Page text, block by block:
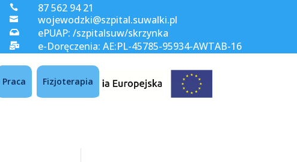
 87 562 94 21
 wojewodzki@szpital.suwalki.pl
 ePUAP: /szpitalsuw/skrzynka
 e-Doręczenia: AE:PL-45785-95934-AWTAB-16
Praca Fizjoterapia